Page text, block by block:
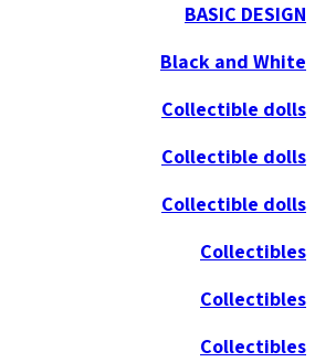
BASIC DESIGN
Black and White
Collectible dolls
Collectible dolls
Collectible dolls
Collectibles
Collectibles
Collectibles